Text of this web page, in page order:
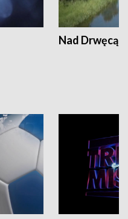
Nad Drwęcą